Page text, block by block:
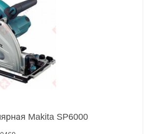
Makita SP6000